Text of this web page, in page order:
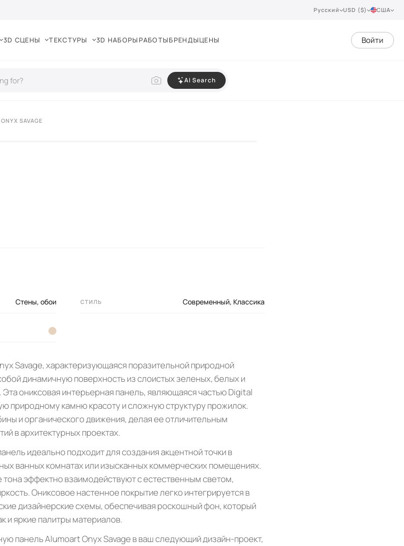
Русский USD ($) США
3D СЦЕНЫ ТЕКСТУРЫ 3D НАБОРЫ РАБОТЫБРЕНДЫЦЕНЫ Войти
AI Search
SAVAGE
Стены, обои СТИЛЬ Современный, Классика
Savage, характеризующаяся поразительной природной
динамичную поверхность из слоистых зеленых, белых и
ониксовая интерьерная панель, являющаяся частью Digital
природному камню красоту и сложную структуру прожилок.
и органического движения, делая ее отличительным
в архитектурных проектах.
идеально подходит для создания акцентной точки в
ванных комнатах или изысканных коммерческих помещениях.
эффектно взаимодействуют с естественным светом,
Ониксовое настенное покрытие легко интегрируется в
дизайнерские схемы, обеспечивая роскошный фон, который
и яркие палитры материалов.
панель Alumoart Onyx Savage в ваш следующий дизайн-проект,